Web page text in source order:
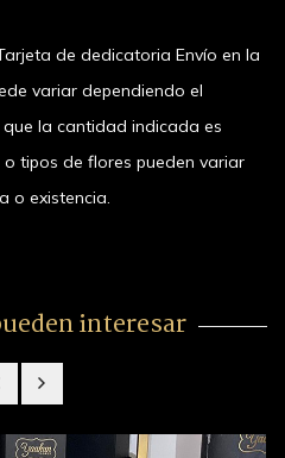
de dedicatoria Envío en la
variar dependiendo el
la cantidad indicada es
tipos de flores pueden variar
o existencia.
interesar